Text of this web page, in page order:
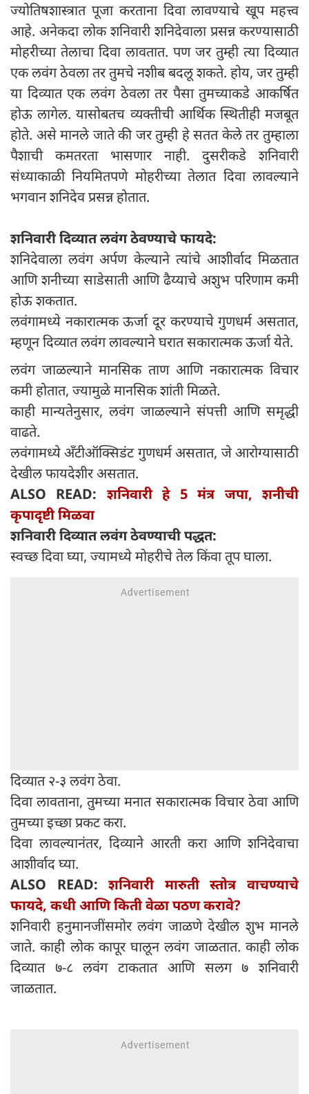
ज्योतिषशास्त्रात पूजा करताना दिवा लावण्याचे खूप महत्त्व
आहे. अनेकदा लोक शनिवारी शनिदेवाला प्रसन्न करण्यासाठी
मोहरीच्या तेलाचा दिवा लावतात. पण जर तुम्ही त्या दिव्यात
एक लवंग ठेवला तर तुमचे नशीब बदलू शकते. होय, जर तुम्ही
या दिव्यात एक लवंग ठेवला तर पैसा तुमच्याकडे आकर्षित
होऊ लागेल. यासोबतच व्यक्तीची आर्थिक स्थितीही मजबूत
होते. असे मानले जाते की जर तुम्ही हे सतत केले तर तुम्हाला
पैशाची कमतरता भासणार नाही. दुसरीकडे शनिवारी
संध्याकाळी नियमितपणे मोहरीच्या तेलात दिवा लावल्याने
भगवान शनिदेव प्रसन्न होतात.
शनिवारी दिव्यात लवंग ठेवण्याचे फायदे:
शनिदेवाला लवंग अर्पण केल्याने त्यांचे आशीर्वाद मिळतात
आणि शनीच्या साडेसाती आणि ढैय्याचे अशुभ परिणाम कमी
होऊ शकतात.
लवंगामध्ये नकारात्मक ऊर्जा दूर करण्याचे गुणधर्म असतात,
म्हणून दिव्यात लवंग लावल्याने घरात सकारात्मक ऊर्जा येते.
लवंग जाळल्याने मानसिक ताण आणि नकारात्मक विचार
कमी होतात, ज्यामुळे मानसिक शांती मिळते.
काही मान्यतेनुसार, लवंग जाळल्याने संपत्ती आणि समृद्धी
वाढते.
लवंगामध्ये अँटीऑक्सिडंट गुणधर्म असतात, जे आरोग्यासाठी
देखील फायदेशीर असतात.
ALSO READ: शनिवारी हे 5 मंत्र जपा, शनीची
कृपादृष्टी मिळवा
शनिवारी दिव्यात लवंग ठेवण्याची पद्धत:
स्वच्छ दिवा घ्या, ज्यामध्ये मोहरीचे तेल किंवा तूप घाला.
दिव्यात २-३ लवंग ठेवा.
दिवा लावताना, तुमच्या मनात सकारात्मक विचार ठेवा आणि
तुमच्या इच्छा प्रकट करा.
दिवा लावल्यानंतर, दिव्याने आरती करा आणि शनिदेवाचा
आशीर्वाद घ्या.
ALSO READ:शनिवारी मारुती स्तोत्र वाचण्याचे
फायदे, कधी आणि किती वेळा पठण करावे?
शनिवारी हनुमानजींसमोर लवंग जाळणे देखील शुभ मानले
जाते. काही लोक कापूर घालून लवंग जाळतात. काही लोक
दिव्यात ७-८ लवंग टाकतात आणि सलग ७ शनिवारी
जाळतात.